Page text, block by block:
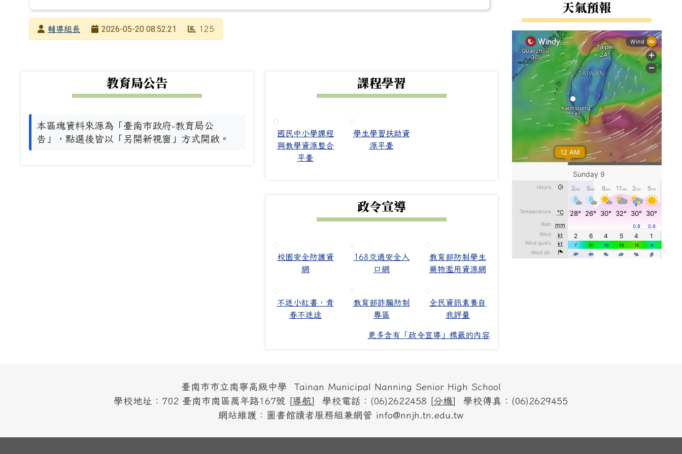
發布者輔導組長
2026-05-20 08:52:21 125
教育局公告
本區塊資料來源為「臺南市政府-教育局公
告」，點選後皆以「另開新視窗」方式開啟。
課程學習
國民中小學課程
與教學資源整合
平臺
學生學習扶助資
源平臺
政令宣導
校園安全防護資
網
168交通安全入
口網
教育部防制學生
藥物濫用資源網
不迷小紅書，青
春不迷途
教育部詐騙防制
專區
全民資訊素養自
我評量
更多含有「政令宣導」標籤的內容
右邊區域內容
天氣預報
臺南市市立南寧高級中學 Tainan Municipal Nanning Senior High School
學校地址：702 臺南市南區萬年路167號 [導航] 學校電話：(06)2622458 [分機] 學校傳真：(06)2629455
網站維護：圖書館讀者服務組兼網管 info@nnjh.tn.edu.tw